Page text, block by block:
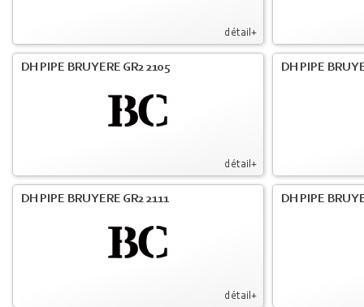
détail+
détail+
DH PIPE BRUYERE GR2 2105 DH PIPE
détail+
DH PIPE BRUYERE GR2 2111 DH PIPE